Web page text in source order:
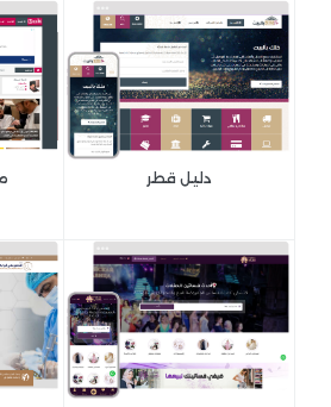
دليل قطر